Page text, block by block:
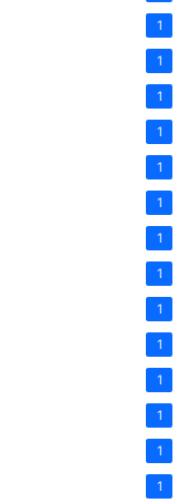
1
1
1
1
1
1
1
1
1
1
1
1
1
1